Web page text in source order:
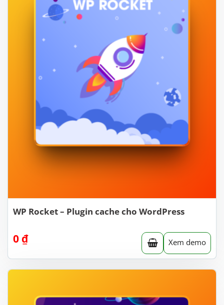
WP Rocket – Plugin cache cho WordPress
0 ₫ Xem demo